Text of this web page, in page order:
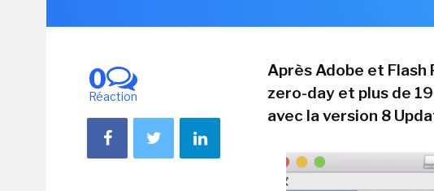
0
Réaction
Après Adobe et
zero-day et plus de
avec la version 8